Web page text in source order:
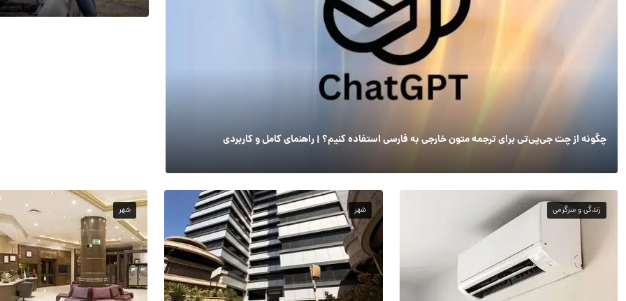
چگونه از چت جی‌پی‌تی برای ترجمه متون خارجی به فارسی استفاده کنیم؟ | راهنمای کامل و کاربردی
زندگی و سرگرمی شهر شهر